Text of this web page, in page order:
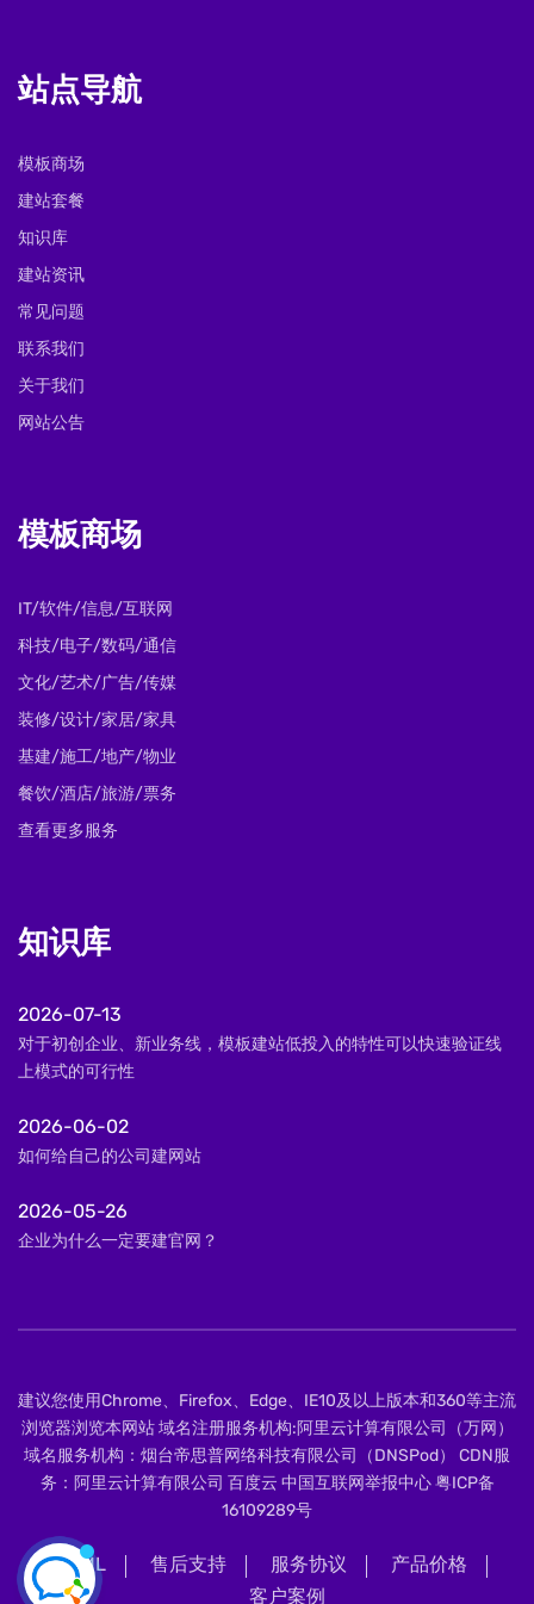
站点导航
模板商场
建站套餐
知识库
建站资讯
常见问题
联系我们
关于我们
网站公告
模板商场
IT/软件/信息/互联网
科技/电子/数码/通信
文化/艺术/广告/传媒
装修/设计/家居/家具
基建/施工/地产/物业
餐饮/酒店/旅游/票务
查看更多服务
知识库
2026-07-13
对于初创企业、新业务线，模板建站低投入的特性可以快速验证线
上模式的可行性
2026-06-02
如何给自己的公司建网站
2026-05-26
企业为什么一定要建官网？
建议您使用Chrome、Firefox、Edge、IE10及以上版本和360等主流
浏览器浏览本网站 域名注册服务机构:阿里云计算有限公司（万网）
域名服务机构：烟台帝思普网络科技有限公司（DNSPod） CDN服
务：阿里云计算有限公司 百度云 中国互联网举报中心粤ICP备
16109289号
XML 售后支持 服务协议
产品价格
客户案例